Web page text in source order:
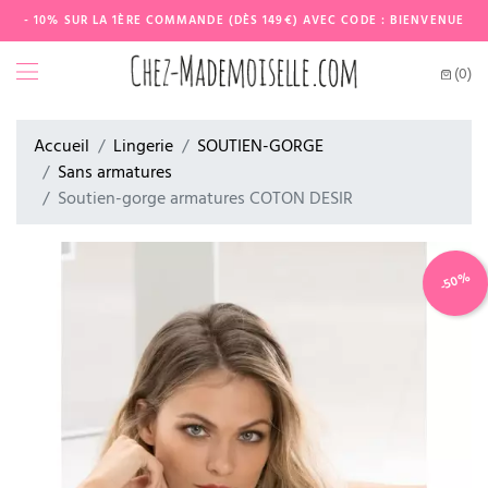
- 10% SUR LA 1ÈRE COMMANDE (DÈS 149€) AVEC CODE : BIENVENUE
(0)
Accueil Lingerie
SOUTIEN-GORGE
Sans armatures
Soutien-gorge armatures COTON DESIR
-50%